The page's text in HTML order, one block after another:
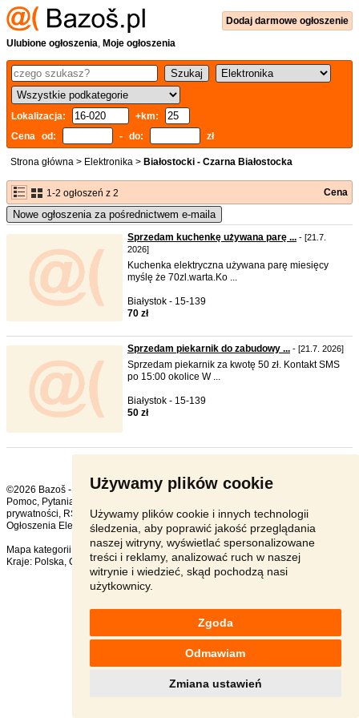
Używamy plików cookie
Używamy plików cookie i innych technologii
śledzenia, aby poprawić jakość przeglądania
naszej witryny, wyświetlać spersonalizowane
treści i reklamy, analizować ruch w naszej
witrynie i wiedzieć, skąd pochodzą nasi
użytkownicy.
Zgoda
Odmawiam
Zmiana ustawień
Dodaj darmowe ogłoszenie
Ulubione ogłoszenia, Moje ogłoszenia
Lokalizacja:
+km:
Cena od:
- do: zł
Strona główna > Elektronika > Białostocki - Czarna Białostocka
1-2 ogłoszeń z 2 Cena
Nowe ogłoszenia za pośrednictwem e-maila
Sprzedam kuchenkę używana parę ... - [21.7.
2026]
Kuchenka elektryczna używana parę miesięcy
myślę że 70zl.warta.Ko ...
Białystok - 15-139
70 zł
Sprzedam piekarnik do zabudowy ... - [21.7. 2026]
Sprzedam piekarnik za kwotę 50 zł. Kontakt SMS
po 15:00 okolice W ...
Białystok - 15-139
50 zł
©2026 Bazoš -
sprzedam, ogłoszenia
Pomoc, Pytania
prywatności, RSS
Ogłoszenia Elektronika ogółem:175 , w ciągu 24 godzin:2
Mapa kategorii
Popularne wyszukiwania
Kraje: Polska, Czechy,Słowacja,Austria